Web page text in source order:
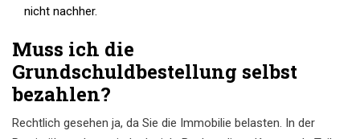
nicht nachher.
Muss ich die
Grundschuldbestellung selbst
bezahlen?
Rechtlich gesehen ja, da Sie die Immobilie belasten. In der